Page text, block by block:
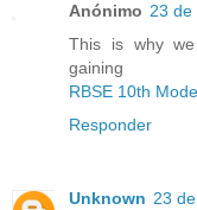
Anónimo 23 de
This is why
gaining
RBSE 10th
Responder
Unknown 23